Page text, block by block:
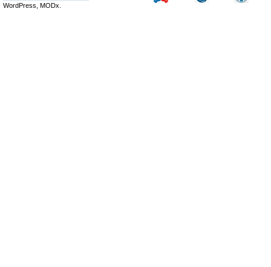
WordPress, MODx.